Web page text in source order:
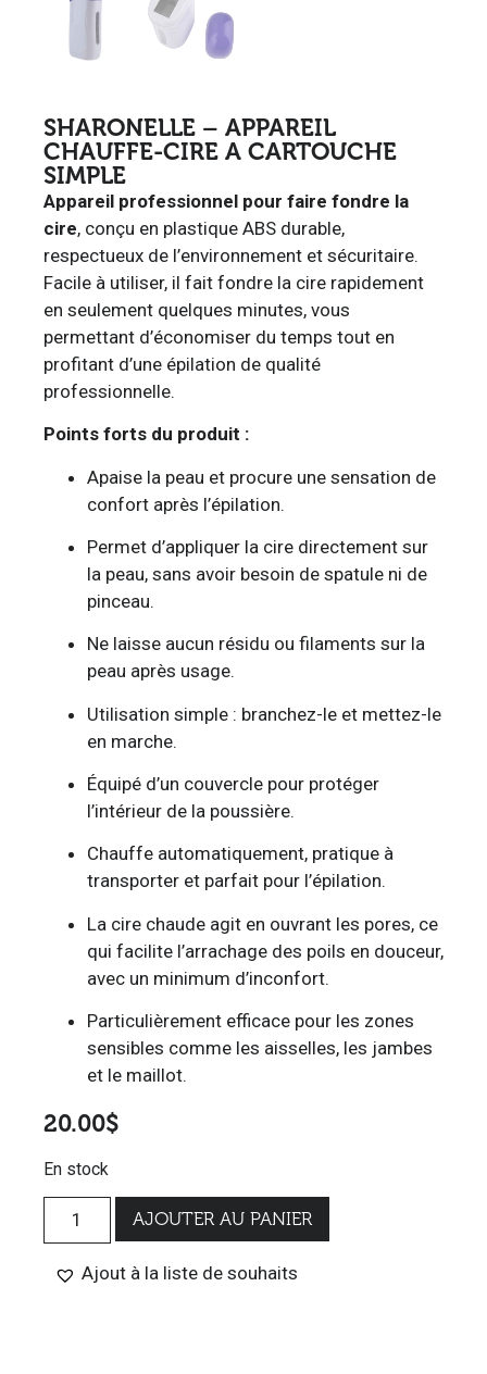
SHARONELLE – APPAREIL
CHAUFFE-CIRE A CARTOUCHE
SIMPLE
Appareil professionnel pour faire fondre la
cire, conçu en plastique ABS durable,
respectueux de l’environnement et sécuritaire.
Facile à utiliser, il fait fondre la cire rapidement
en seulement quelques minutes, vous
permettant d’économiser du temps tout en
profitant d’une épilation de qualité
professionnelle.
Points forts du produit :
Apaise la peau et procure une sensation de
confort après l’épilation.
Permet d’appliquer la cire directement sur
la peau, sans avoir besoin de spatule ni de
pinceau.
Ne laisse aucun résidu ou filaments sur la
peau après usage.
Utilisation simple : branchez-le et mettez-le
en marche.
Équipé d’un couvercle pour protéger
l’intérieur de la poussière.
Chauffe automatiquement, pratique à
transporter et parfait pour l’épilation.
La cire chaude agit en ouvrant les pores, ce
qui facilite l’arrachage des poils en douceur,
avec un minimum d’inconfort.
Particulièrement efficace pour les zones
sensibles comme les aisselles, les jambes
et le maillot.
20.00$
En stock
AJOUTER AU PANIER
Ajout à la liste de souhaits